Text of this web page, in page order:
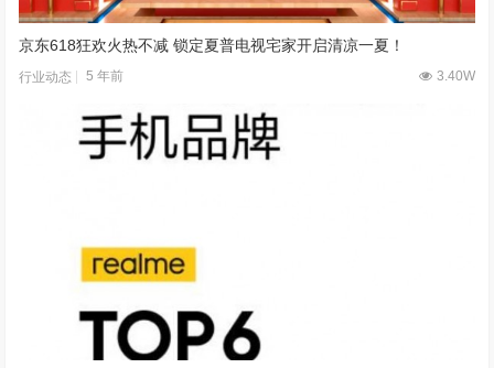
京东618狂欢火热不减 锁定夏普电视宅家开启清凉一夏！
行业动态 5 年前 3.40W